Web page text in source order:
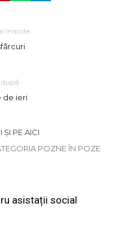
înainte
de ieri
PE AICI
POZNE ÎN POZE
asistații social